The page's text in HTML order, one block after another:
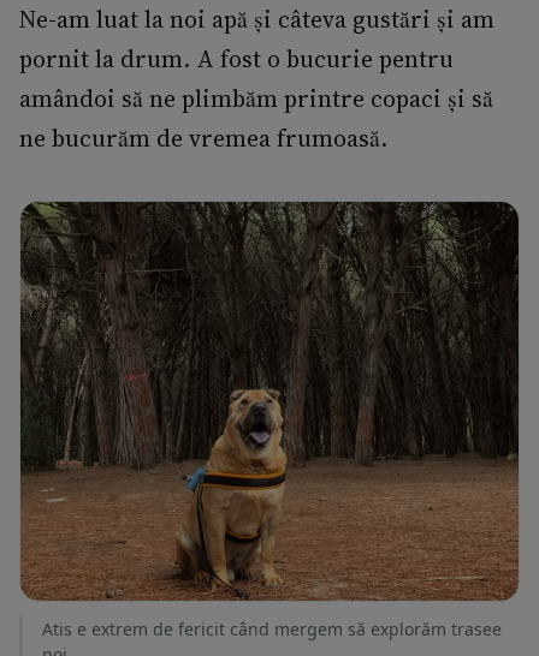
Ne-am luat la noi apă și câteva gustări și am
pornit la drum. A fost o bucurie pentru
amândoi să ne plimbăm printre copaci și să
ne bucurăm de vremea frumoasă.
Atis e extrem de fericit când mergem să explorăm trasee